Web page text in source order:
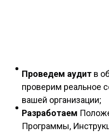
Проведем аудит в
проверим реальное
вашей организации;
Разработаем
Программы,